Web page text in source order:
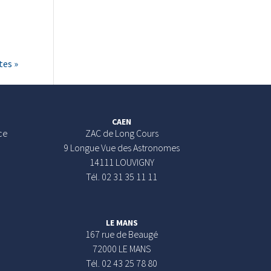
»
CAEN
ZAC de Long Cours
9 Longue Vue des Astronomes
14111 LOUVIGNY
Tél. 02 31 35 11 11
LE MANS
167 rue de Beaugé
72000 LE MANS
Tél. 02 43 25 78 80